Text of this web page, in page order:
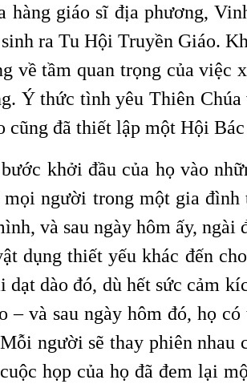
hàng giáo sĩ địa phương,
ra Tu Hội Truyền Giáo.
về tầm quan trọng của
Ý thức tình yêu Thiên
cũng đã thiết lập một Hội
khởi đầu của họ vào
người trong một gia
và sau ngày hôm ấy,
dụng thiết yếu khác đến
dào đó, dù hết sức cảm
– và sau ngày hôm đó, họ
người sẽ thay phiên
họp của họ đã đem lại